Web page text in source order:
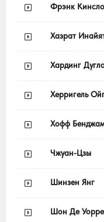
Фрэнк
Хазрат
Хардинг
Херригель
Хофф
Чжуан-Цзы
Шинзен Янг
Шон Де